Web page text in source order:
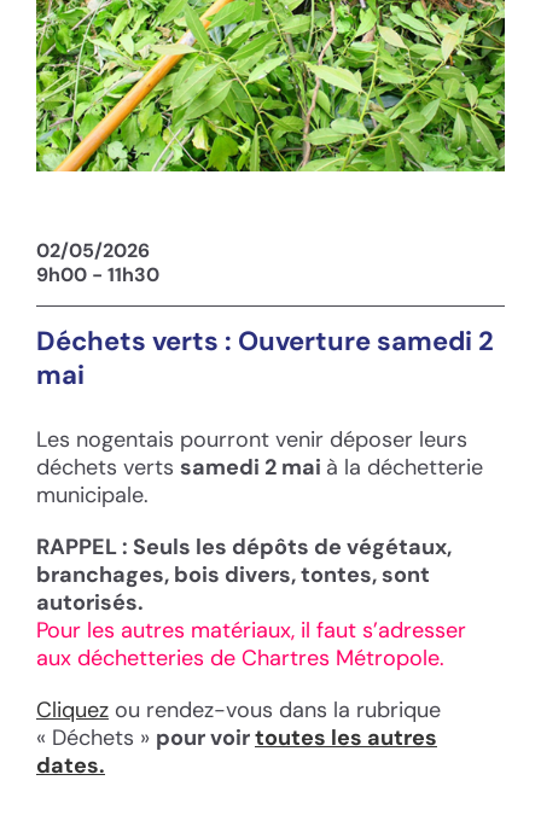
02/05/2026
9h00 - 11h30
Déchets verts : Ouverture samedi 2
mai
Les nogentais pourront venir déposer leurs
déchets verts samedi 2 mai à la déchetterie
municipale.
RAPPEL : Seuls les dépôts de végétaux,
branchages, bois divers, tontes, sont
autorisés.
Pour les autres matériaux, il faut s’adresser
aux déchetteries de Chartres Métropole.
Cliquez ou rendez-vous dans la rubrique
« Déchets » pour voirtoutes les autres
dates.